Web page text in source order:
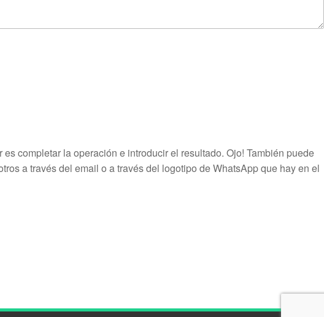
completar la operación e introducir el resultado. Ojo! También puede
a través del email o a través del logotipo de WhatsApp que hay en el